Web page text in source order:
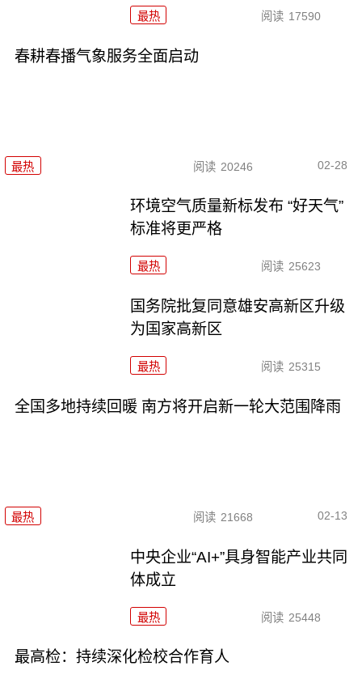
最热 阅读 17590
春耕春播气象服务全面启动
最热 阅读 20246 02-28
环境空气质量新标发布 “好天气”
标准将更严格
最热 阅读 25623
国务院批复同意雄安高新区升级
为国家高新区
最热 阅读 25315
全国多地持续回暖 南方将开启新一轮大范围降雨
最热 阅读 21668 02-13
中央企业“AI+”具身智能产业共同
体成立
最热 阅读 25448
最高检：持续深化检校合作育人